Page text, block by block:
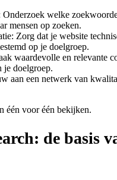
Onderzoek welke
mensen op zoeken.
Zorg dat je website
op je doelgroep.
waardevolle en relevante
je doelgroep.
aan een netwerk van
één voor één bekijken.
de basis